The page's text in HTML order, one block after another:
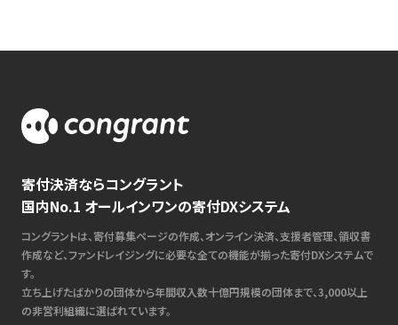
寄付決済ならコングラント
国内No.1 オールインワンの寄付DXシステム
コングラントは、寄付募集ページの作成、オンライン決済、支援者管理、領収書
作成など、ファンドレイジングに必要な全ての機能が揃った寄付DXシステムで
す。
立ち上げたばかりの団体から年間収入数十億円規模の団体まで、3,000以上
の非営利組織に選ばれています。